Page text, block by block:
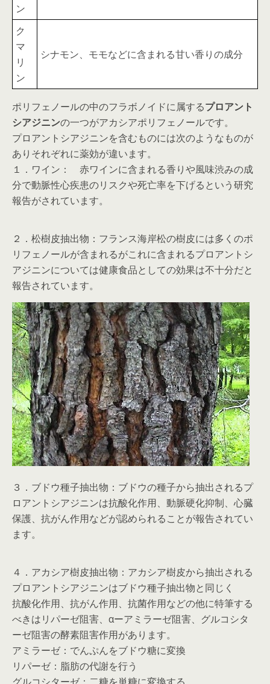
ン
ク
マ
リ
ン
シナモン、モモなどに含まれる甘い香りの成分
ポリフェノールの中のフラボノイドに属するプロアント
シアジニンの一つがアカシアポリフェノールです。
プロアントシアジニンを含むものには次のようなものが
ありそれぞれに薬効が違います。
１．ワイン： 赤ワインに含まれる香りや風味渋みの成
分で動脈性心疾患のリスクや死亡率を下げるという研究
報告がされています。
２．松樹皮抽出物：フランス海岸松の樹皮には多くのポ
リフェノールが含まれるがこれに含まれるプロアントシ
アジニンについては健康食品としての効果は不十分だと
報告されています。
３．ブドウ種子抽出物：ブドウの種子から抽出されるプ
ロアントシアジニンは抗酸化作用、動脈硬化抑制、心臓
保護、抗がん作用などが認められることが報告されてい
ます。
４．アカシア樹皮抽出物：アカシア樹皮から抽出される
プロアントシアジニンはブドウ種子抽出物と同じく
抗酸化作用、抗がん作用、抗菌作用などの他に特筆する
べきはリパーゼ阻害、αーアミラーゼ阻害、グルコシタ
ーゼ阻害の酵素阻害作用があります。
アミラーゼ：でんぷんをブドウ糖に変換
リパーゼ：脂肪の代謝を行う